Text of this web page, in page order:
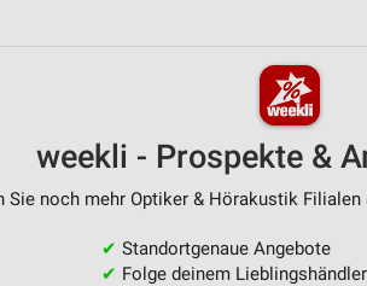
weekli - Prospekte &
Sie noch mehr Optiker & Hörakustik
✔ Standortgenaue Angebote
✔ Folge deinem Lieblingshändler